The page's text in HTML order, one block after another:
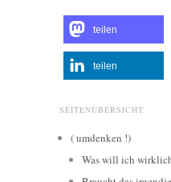
teilen
teilen
SEITENÜBERSICHT:
( umdenken !)
Was will ich